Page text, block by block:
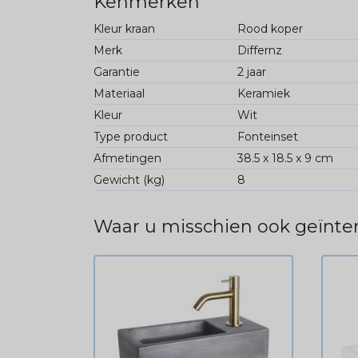
Kleur kraan
Rood koper
Merk
Differnz
Garantie
2 jaar
Materiaal
Keramiek
Kleur
Wit
Type product
Fonteinset
Afmetingen
38.5 x 18.5 x 9 cm
Gewicht (kg)
8
Waar u misschien ook